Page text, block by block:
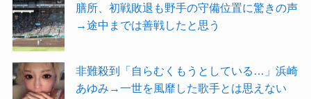
膳所、初戦敗退も野手の守備位置に驚きの声
→途中までは善戦したと思う
非難殺到「自らむくもうとしている…」浜崎
あゆみ→一世を風靡した歌手とは思えない